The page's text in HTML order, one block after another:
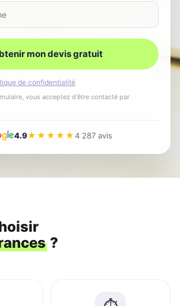
mon devis gratuit
de confidentialité
vous acceptez d'être contacté par
4.9★★★★★4 287 avis
?